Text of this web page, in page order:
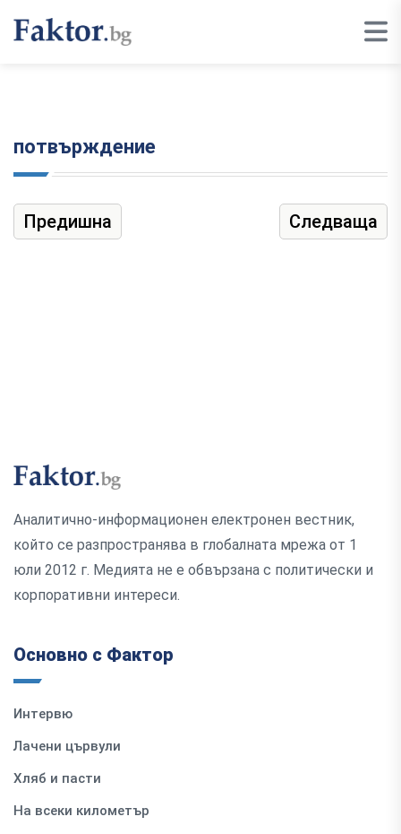
потвърждение
Предишна Следваща
Аналитично-информационен електронен вестник,
който се разпространява в глобалната мрежа от 1
юли 2012 г. Медията не е обвързана с политически и
корпоративни интереси.
Основно с Фактор
Интервю
Лачени цървули
Хляб и пасти
На всеки километър